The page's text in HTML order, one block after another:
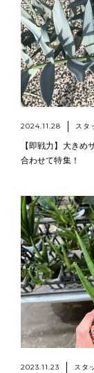
2024.11.28 スタ
【即戦力】大きめ
合わせて特集！
2023.11.23 スタ